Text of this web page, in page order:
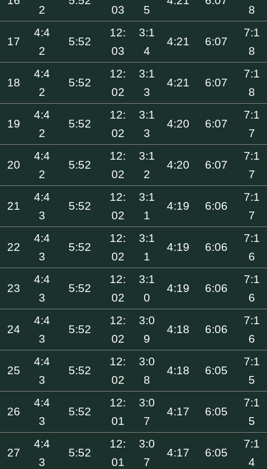
2 03 5 8
17
4:4
2
5:52
12:
03
3:1
4
4:21 6:07
7:1
8
18
4:4
2
5:52
12:
02
3:1
3
4:21 6:07
7:1
8
19
4:4
2
5:52
12:
02
3:1
3
4:20 6:07
7:1
7
20
4:4
2
5:52
12:
02
3:1
2
4:20 6:07
7:1
7
21
4:4
3
5:52
12:
02
3:1
1
4:19 6:06
7:1
7
22
4:4
3
5:52
12:
02
3:1
1
4:19 6:06
7:1
6
23
4:4
3
5:52
12:
02
3:1
0
4:19 6:06
7:1
6
24
4:4
3
5:52
12:
02
3:0
9
4:18 6:06
7:1
6
25
4:4
3
5:52
12:
02
3:0
8
4:18 6:05
7:1
5
26
4:4
3
5:52
12:
01
3:0
7
4:17 6:05
7:1
5
27
4:4
3
5:52
12:
01
3:0
7
4:17 6:05
7:1
4